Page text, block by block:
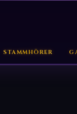
STAMMHÖRER